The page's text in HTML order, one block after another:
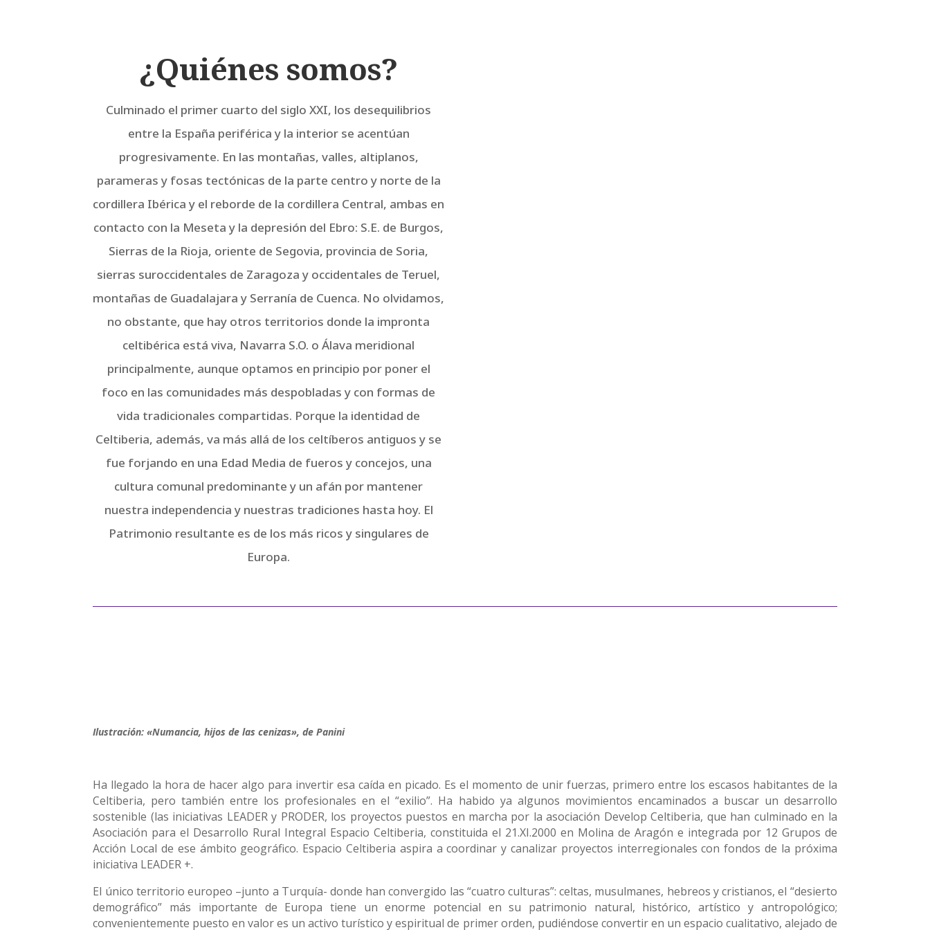
¿Quiénes somos?
Culminado el primer cuarto del siglo XXI, los desequilibrios
entre la España periférica y la interior se acentúan
progresivamente. En las montañas, valles, altiplanos,
parameras y fosas tectónicas de la parte centro y norte de la
cordillera Ibérica y el reborde de la cordillera Central, ambas en
contacto con la Meseta y la depresión del Ebro: S.E. de Burgos,
Sierras de la Rioja, oriente de Segovia, provincia de Soria,
sierras suroccidentales de Zaragoza y occidentales de Teruel,
montañas de Guadalajara y Serranía de Cuenca. No olvidamos,
no obstante, que hay otros territorios donde la impronta
celtibérica está viva, Navarra S.O. o Álava meridional
principalmente, aunque optamos en principio por poner el
foco en las comunidades más despobladas y con formas de
vida tradicionales compartidas. Porque la identidad de
Celtiberia, además, va más allá de los celtíberos antiguos y se
fue forjando en una Edad Media de fueros y concejos, una
cultura comunal predominante y un afán por mantener
nuestra independencia y nuestras tradiciones hasta hoy. El
Patrimonio resultante es de los más ricos y singulares de
Europa.
Ilustración: «Numancia, hijos de las cenizas», de Panini
Ha llegado la hora de hacer algo para invertir esa caída en picado. Es el momento de unir fuerzas, primero entre los escasos habitantes de la
Celtiberia, pero también entre los profesionales en el “exilio”. Ha habido ya algunos movimientos encaminados a buscar un desarrollo
sostenible (las iniciativas LEADER y PRODER, los proyectos puestos en marcha por la asociación Develop Celtiberia, que han culminado en la
Asociación para el Desarrollo Rural Integral Espacio Celtiberia, constituida el 21.XI.2000 en Molina de Aragón e integrada por 12 Grupos de
Acción Local de ese ámbito geográfico. Espacio Celtiberia aspira a coordinar y canalizar proyectos interregionales con fondos de la próxima
iniciativa LEADER +.
El único territorio europeo –junto a Turquía- donde han convergido las “cuatro culturas”: celtas, musulmanes, hebreos y cristianos, el “desierto
demográfico” más importante de Europa tiene un enorme potencial en su patrimonio natural, histórico, artístico y antropológico;
convenientemente puesto en valor es un activo turístico y espiritual de primer orden, pudiéndose convertir en un espacio cualitativo, alejado de